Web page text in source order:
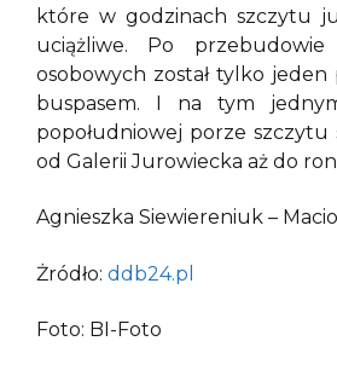
które w godzinach szczytu
uciążliwe. Po
osobowych został tylko
buspasem. I na tym
popołudniowej porze
od Galerii Jurowiecka aż do
Agnieszka Siewiereniuk –
Żródło: ddb24.pl
Foto: BI-Foto